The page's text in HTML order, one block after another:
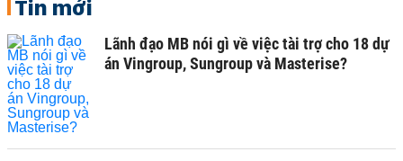
Tin mới
Lãnh đạo MB nói gì về việc tài trợ cho 18 dự
án Vingroup, Sungroup và Masterise?